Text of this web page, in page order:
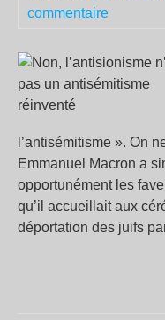
commentaire
l’antisémitisme ». On
Emmanuel Macron a
opportunément les
qu’il accueillait aux
déportation des juifs